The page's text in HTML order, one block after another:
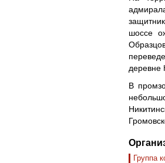
шоссе
деревне
В
Группа